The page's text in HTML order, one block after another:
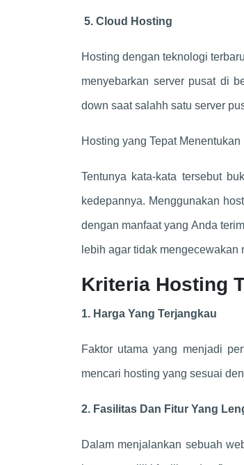
5. Cloud Hosting
Hosting dengan teknologi
menyebarkan server pusat di
down saat salahh satu server
Hosting yang Tepat
Tentunya kata-kata tersebut
kedepannya. Menggunakan
dengan manfaat yang Anda
lebih agar tidak
Kriteria Hosting
1. Harga Yang Terjangkau
Faktor utama yang menjadi
mencari hosting yang sesuai
2. Fasilitas Dan Fitur Yang
Dalam menjalankan sebuah